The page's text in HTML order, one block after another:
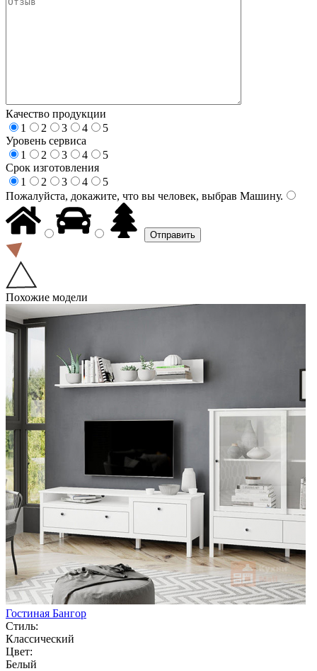
Качество продукции
1
2 3 4
5
Уровень сервиса
1
2 3 4
5
Срок изготовления
1
2 3 4
5
Пожалуйста, докажите, что вы человек, выбрав Машину.
Похожие модели
Гостиная Бангор
Стиль:
Классический
Цвет:
Белый